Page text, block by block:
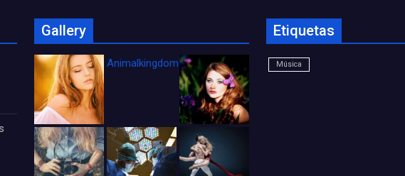
Gallery
Animalkingdom_FichaCine
Etiquetas
Música